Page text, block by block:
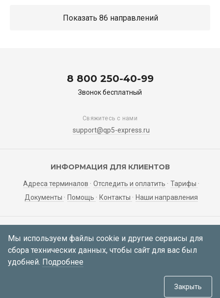
Показать 86 направлений
8 800 250-40-99
Звонок бесплатный
Свяжитесь с нами
support@qp5-express.ru
ИНФОРМАЦИЯ ДЛЯ КЛИЕНТОВ
Адреса терминалов Отследить и оплатить
Тарифы
Документы
Помощь Контакты Наши направления
ЛИЧНЫЙ КАБИНЕТ
Мои заявки Регистрация Вход
634034, Томская область, г. Томск,
Мы используем файлы cookie и другие сервисы для
сбора технических данных, чтобы сайт для вас был
удобней. Подробнее
Закрыть